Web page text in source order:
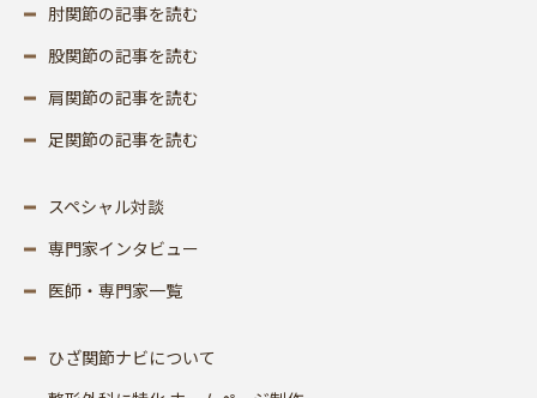
肘関節の記事を読む
股関節の記事を読む
肩関節の記事を読む
足関節の記事を読む
スペシャル対談
専門家インタビュー
医師・専門家一覧
ひざ関節ナビについて